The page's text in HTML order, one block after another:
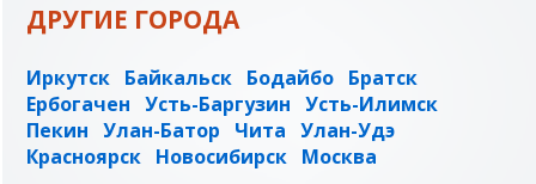
ДРУГИЕ ГОРОДА
Иркутск Байкальск Бодайбо Братск
Ербогачен Усть-Баргузин Усть-Илимск
Пекин Улан-Батор Чита Улан-Удэ
Красноярск Новосибирск Москва